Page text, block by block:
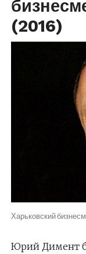
(2016)
Харьковский
Юрий Димент